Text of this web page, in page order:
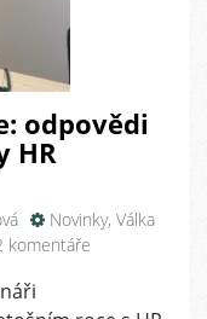
odpovědi
HR
Novinky, Válka
komentáře